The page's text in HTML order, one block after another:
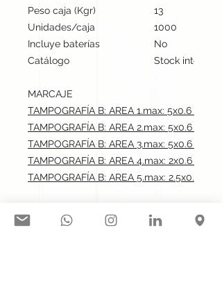
Peso caja (Kgr)
13
Unidades/caja
1000
Incluye baterías
No
Catálogo
Stock
MARCAJE
TAMPOGRAFÍA B: AREA 1.max: 5x0.6 cm
TAMPOGRAFÍA B: AREA 2.max: 5x0.6 cm
TAMPOGRAFÍA B: AREA 3.max: 5x0.6 cm
TAMPOGRAFÍA B: AREA 4.max: 2x0.6 cm
TAMPOGRAFÍA B: AREA 5.max: 2.5x0.4 cm